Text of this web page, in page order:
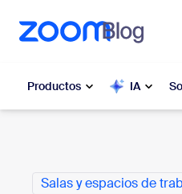
contenido principal
al chat de ayuda
Productos IA
Categorías
Salas y espacios de